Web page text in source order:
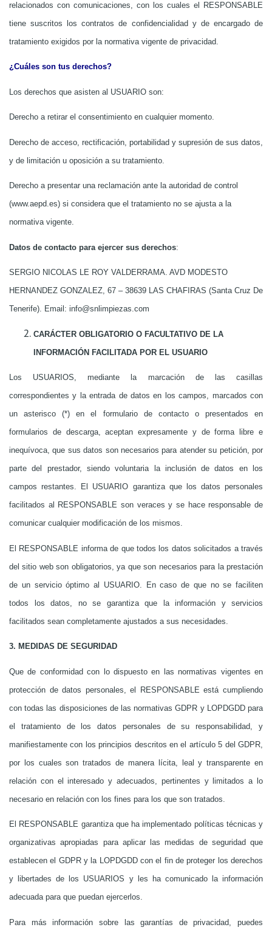
relacionados con comunicaciones, con los cuales el RESPONSABLE
tiene suscritos los contratos de confidencialidad y de encargado de
tratamiento exigidos por la normativa vigente de privacidad.
¿Cuáles son tus derechos?
Los derechos que asisten al USUARIO son:
Derecho a retirar el consentimiento en cualquier momento.
Derecho de acceso, rectificación, portabilidad y supresión de sus datos,
y de limitación u oposición a su tratamiento.
Derecho a presentar una reclamación ante la autoridad de control
(www.aepd.es) si considera que el tratamiento no se ajusta a la
normativa vigente.
Datos de contacto para ejercer sus derechos:
SERGIO NICOLAS LE ROY VALDERRAMA. AVD MODESTO
HERNANDEZ GONZALEZ, 67 – 38639 LAS CHAFIRAS (Santa Cruz De
Tenerife). Email: info@snlimpiezas.com
CARÁCTER OBLIGATORIO O FACULTATIVO DE LA
INFORMACIÓN FACILITADA POR EL USUARIO
Los USUARIOS, mediante la marcación de las casillas
correspondientes y la entrada de datos en los campos, marcados con
un asterisco (*) en el formulario de contacto o presentados en
formularios de descarga, aceptan expresamente y de forma libre e
inequívoca, que sus datos son necesarios para atender su petición, por
parte del prestador, siendo voluntaria la inclusión de datos en los
campos restantes. El USUARIO garantiza que los datos personales
facilitados al RESPONSABLE son veraces y se hace responsable de
comunicar cualquier modificación de los mismos.
El RESPONSABLE informa de que todos los datos solicitados a través
del sitio web son obligatorios, ya que son necesarios para la prestación
de un servicio óptimo al USUARIO. En caso de que no se faciliten
todos los datos, no se garantiza que la información y servicios
facilitados sean completamente ajustados a sus necesidades.
3. MEDIDAS DE SEGURIDAD
Que de conformidad con lo dispuesto en las normativas vigentes en
protección de datos personales, el RESPONSABLE está cumpliendo
con todas las disposiciones de las normativas GDPR y LOPDGDD para
el tratamiento de los datos personales de su responsabilidad, y
manifiestamente con los principios descritos en el artículo 5 del GDPR,
por los cuales son tratados de manera lícita, leal y transparente en
relación con el interesado y adecuados, pertinentes y limitados a lo
necesario en relación con los fines para los que son tratados.
El RESPONSABLE garantiza que ha implementado políticas técnicas y
organizativas apropiadas para aplicar las medidas de seguridad que
establecen el GDPR y la LOPDGDD con el fin de proteger los derechos
y libertades de los USUARIOS y les ha comunicado la información
adecuada para que puedan ejercerlos.
Para más información sobre las garantías de privacidad, puedes